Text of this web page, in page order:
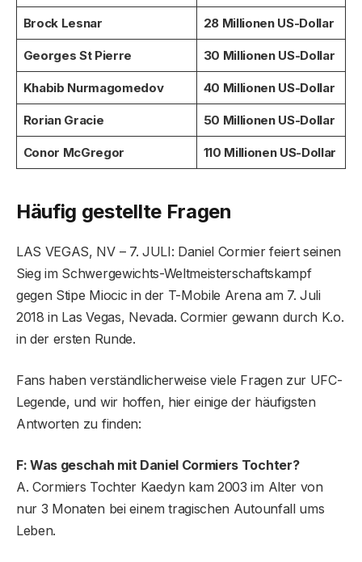
Brock Lesnar 28 Millionen US-Dollar
Georges St Pierre 30 Millionen US-Dollar
Khabib Nurmagomedov 40 Millionen US-Dollar
Rorian Gracie 50 Millionen US-Dollar
Conor McGregor 110 Millionen US-Dollar
Häufig gestellte Fragen
LAS VEGAS, NV – 7. JULI: Daniel Cormier feiert seinen
Sieg im Schwergewichts-Weltmeisterschaftskampf
gegen Stipe Miocic in der T-Mobile Arena am 7. Juli
2018 in Las Vegas, Nevada. Cormier gewann durch K.o.
in der ersten Runde.
Fans haben verständlicherweise viele Fragen zur UFC-
Legende, und wir hoffen, hier einige der häufigsten
Antworten zu finden:
F: Was geschah mit Daniel Cormiers Tochter?
A. Cormiers Tochter Kaedyn kam 2003 im Alter von
nur 3 Monaten bei einem tragischen Autounfall ums
Leben.